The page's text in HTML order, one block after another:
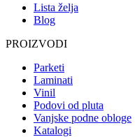
Lista želja
Blog
PROIZVODI
Parketi
Laminati
Vinil
Podovi od pluta
Vanjske podne obloge
Katalogi